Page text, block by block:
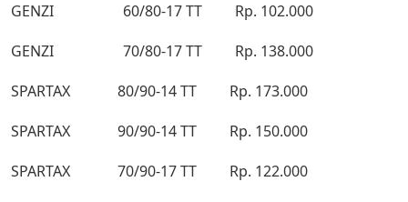
GENZI 60/80-17 TT Rp. 102.000
GENZI 70/80-17 TT Rp. 138.000
SPARTAX 80/90-14 TT Rp. 173.000
SPARTAX 90/90-14 TT Rp. 150.000
SPARTAX 70/90-17 TT Rp. 122.000